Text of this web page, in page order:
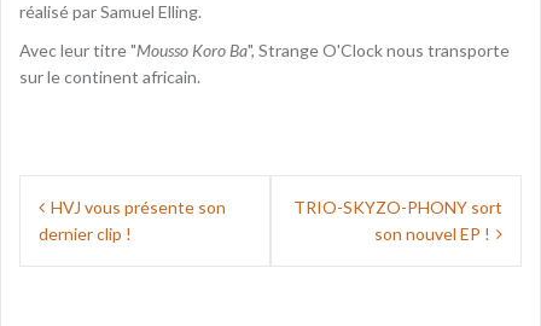
réalisé par Samuel Elling.
Avec leur titre "Mousso Koro Ba", Strange O'Clocknous transporte
sur le continent africain.
Navigation
deHVJ vous présente son
dernier clip !
TRIO-SKYZO-PHONY sort
son nouvel EP !